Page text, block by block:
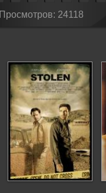
Просмотров: 24118